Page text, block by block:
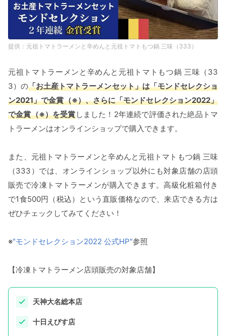
元祖トマトラーメンと辛めんと元祖トマトもつ鍋 三味（333）
元祖トマトラーメンと辛めんと元祖トマトもつ鍋 三味（33
3）の「お土産トマトラーメンセット」は「モンドセレクショ
ン2021」で金賞（※）、さらに「モンドセレクション2022」
で金賞（※）を受賞しました！2年連続で評価された絶品トマ
トラーメンはオンラインショップで購入できます。
また、元祖トマトラーメンと辛めんと元祖トマトもつ鍋 三味
（333）では、オンラインショップ以外にも対象店舗の店頭
販売で冷凍トマトラーメンが購入できます。高級化粧箱付き
で1食500円（税込）という直販価格なので、来店できる方は
ぜひチェックしてみてください！
※"モンドセレクション2022 公式HP"参照
【冷凍トマトラーメン店頭販売の対象店舗】
天神大名総本店
十日えびす店